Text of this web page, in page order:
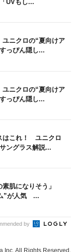
UVもし...
ニクロの“夏向けア
っぴん隠し...
ニクロの“夏向けア
っぴん隠し...
はこれ！ ユニクロ
ングラス解説...
素肌になりそう」
”が人気 ...
by
Inc. All Rights Reserved.